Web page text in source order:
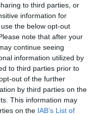
to third parties, or
information for
the below opt-out
note that after your
continue seeing
information utilized by
to third parties prior to
out of the further
by third parties on the
This information may
on the IAB’s List of
terméken látható minta
illusztráció.
bögrére lévő mintát a
átellenes oldalra
tesszük középre
helyezve.Amennyiben
jobb vagy bal oldalra
a képet,akkor
megrendelés
jelezd.